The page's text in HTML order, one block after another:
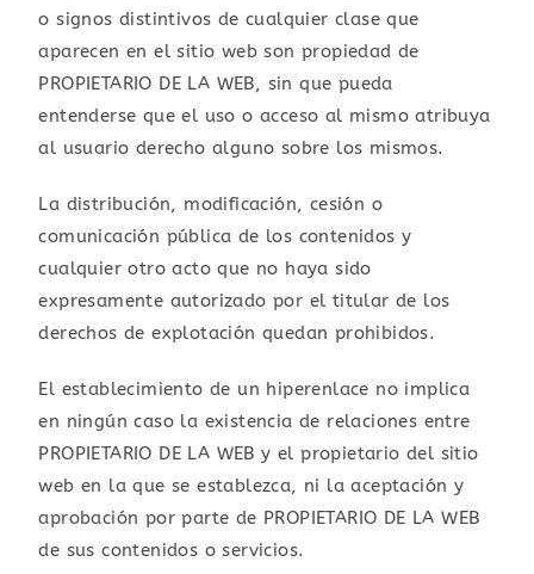
o signos distintivos de cualquier clase que
aparecen en el sitio web son propiedad de
PROPIETARIO DE LA WEB, sin que pueda
entenderse que el uso o acceso al mismo atribuya
al usuario derecho alguno sobre los mismos.
La distribución, modificación, cesión o
comunicación pública de los contenidos y
cualquier otro acto que no haya sido
expresamente autorizado por el titular de los
derechos de explotación quedan prohibidos.
El establecimiento de un hiperenlace no implica
en ningún caso la existencia de relaciones entre
PROPIETARIO DE LA WEB y el propietario del sitio
web en la que se establezca, ni la aceptación y
aprobación por parte de PROPIETARIO DE LA WEB
de sus contenidos o servicios.